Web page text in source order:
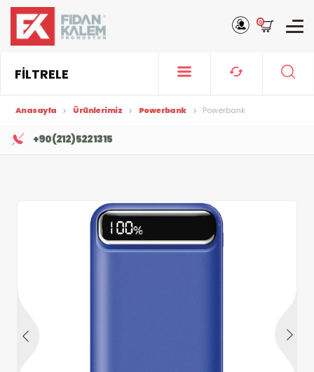
0
FİLTRELE
Anasayfa Ürünlerimiz Powerbank Powerbank
+90 (212) 522 13 15